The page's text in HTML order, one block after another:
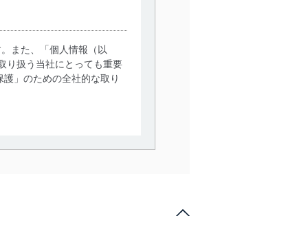
また、「個人情報（以
り扱う当社にとっても重要
」のための全社的な取り
用目的の達成に必要な範